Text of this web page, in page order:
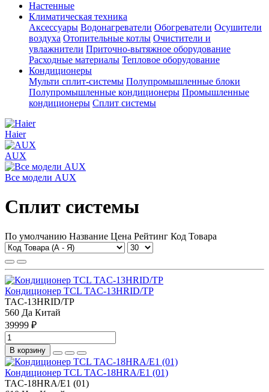
Настенные
Климатическая техника
Аксессуары Водонагреватели Обогреватели Осушители
воздуха Отопительные котлы Очистители и
увлажнители Приточно-вытяжное оборудование
Расходные материалы Тепловое оборудование
Кондиционеры
Мульти сплит-системы Полупромышленные блоки
Полупромышленные кондиционеры Промышленные
кондиционеры Сплит системы
Haier
AUX
Все модели AUX
Сплит системы
По умолчанию Название Цена Рейтинг Код Товара
Кондиционер TCL TAC-13HRID/TP
TAC-13HRID/TP
560 Да Китай
39999 ₽
В корзину
Кондиционер TCL TAC-18HRA/E1 (01)
TAC-18HRA/E1 (01)